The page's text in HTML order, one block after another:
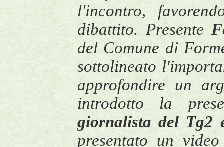
l'incontro,
dibattito. Presente
del Comune di
sottolineato
approfondire un
introdotto la
giornalista del Tg2
presentato un